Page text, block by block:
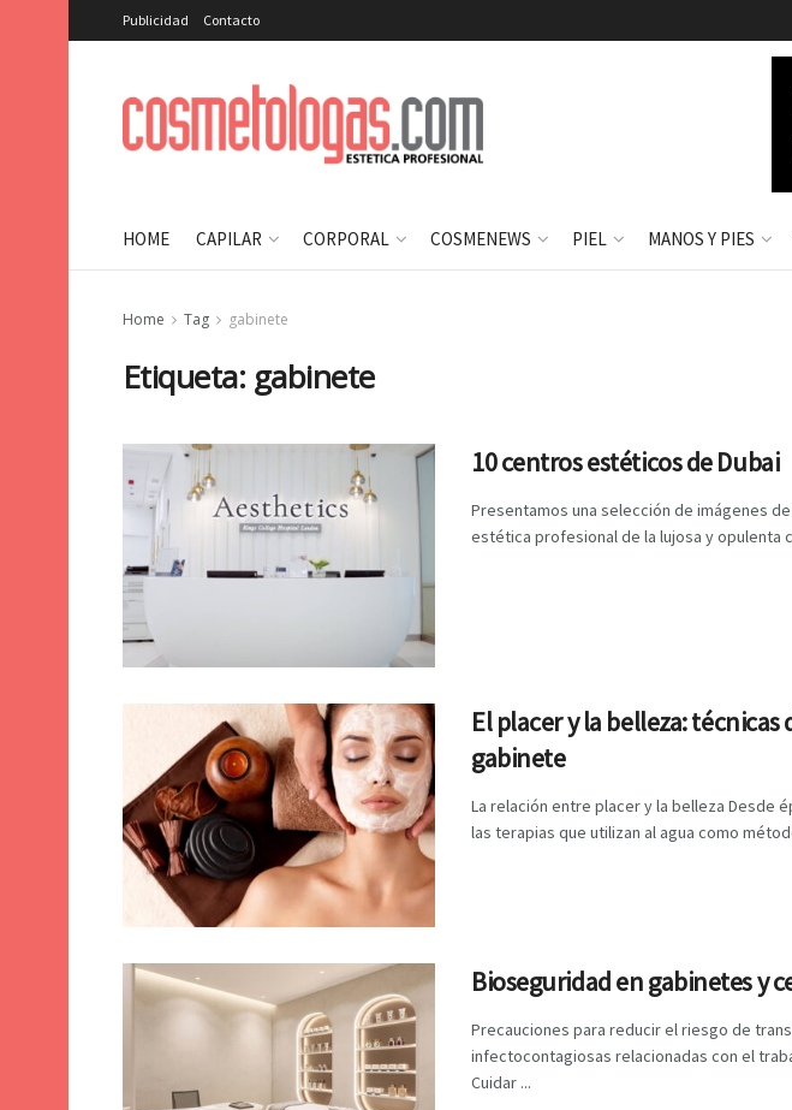
Publicidad Contacto
HOME CAPILAR CORPORAL COSMENEWS PIEL MANOS Y PIES
Home Tag gabinete
Etiqueta: gabinete
10 centros estéticos de Dubai
Presentamos una selección de imágenes
estética profesional de la lujosa y opulenta
El placer y la belleza: técnicas
gabinete
La relación entre placer y la belleza Desde
las terapias que utilizan al agua como
Bioseguridad en gabinetes y
Precauciones para reducir el riesgo de
infectocontagiosas relacionadas con el
Cuidar ...